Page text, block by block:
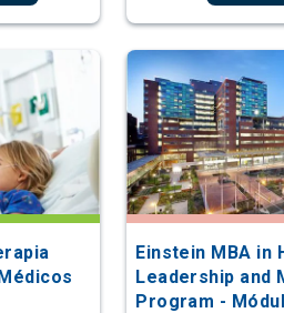
Einstein MBA in
Leadership and
Program -